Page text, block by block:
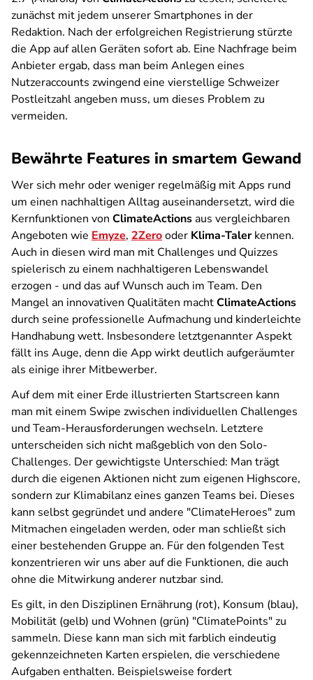
zunächst mit jedem unserer Smartphones in der
Redaktion. Nach der erfolgreichen Registrierung stürzte
die App auf allen Geräten sofort ab. Eine Nachfrage beim
Anbieter ergab, dass man beim Anlegen eines
Nutzeraccounts zwingend eine vierstellige Schweizer
Postleitzahl angeben muss, um dieses Problem zu
vermeiden.
Bewährte Features in smartem Gewand
Wer sich mehr oder weniger regelmäßig mit Apps rund
um einen nachhaltigen Alltag auseinandersetzt, wird die
Kernfunktionen von ClimateActionsaus vergleichbaren
Angeboten wie Emyze, 2Zerooder Klima-Talerkennen.
Auch in diesen wird man mit Challenges und Quizzes
spielerisch zu einem nachhaltigeren Lebenswandel
erzogen - und das auf Wunsch auch im Team. Den
Mangel an innovativen Qualitäten machtClimateActions
durch seine professionelle Aufmachung und kinderleichte
Handhabung wett. Insbesondere letztgenannter Aspekt
fällt ins Auge, denn die App wirkt deutlich aufgeräumter
als einige ihrer Mitbewerber.
Auf dem mit einer Erde illustrierten Startscreen kann
man mit einem Swipe zwischen individuellen Challenges
und Team-Herausforderungen wechseln. Letztere
unterscheiden sich nicht maßgeblich von den Solo-
Challenges. Der gewichtigste Unterschied: Man trägt
durch die eigenen Aktionen nicht zum eigenen Highscore,
sondern zur Klimabilanz eines ganzen Teams bei. Dieses
kann selbst gegründet und andere "ClimateHeroes" zum
Mitmachen eingeladen werden, oder man schließt sich
einer bestehenden Gruppe an. Für den folgenden Test
konzentrieren wir uns aber auf die Funktionen, die auch
ohne die Mitwirkung anderer nutzbar sind.
Es gilt, in den Disziplinen Ernährung (rot), Konsum (blau),
Mobilität (gelb) und Wohnen (grün) "ClimatePoints" zu
sammeln. Diese kann man sich mit farblich eindeutig
gekennzeichneten Karten erspielen, die verschiedene
Aufgaben enthalten. Beispielsweise fordert